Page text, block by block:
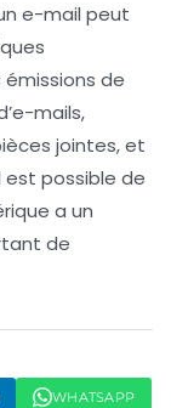
e-mail peut
de
mails,
jointes, et
est possible de
a un
de
WHATSAPP